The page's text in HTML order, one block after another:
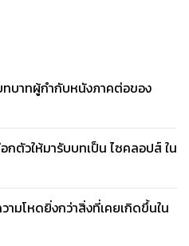
ทบาทผู้กำกับหนังภาคต่อของ
กตัวให้มารับบทเป็น ไซคลอปส์ ใน
มโหดยิ่งกว่าสิ่งที่เคยเกิดขึ้นใน